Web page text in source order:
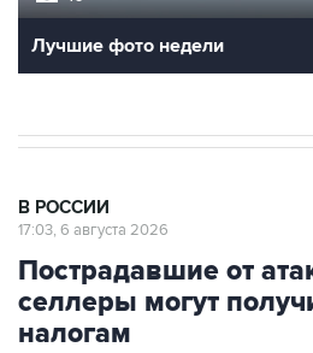
Лучшие фото недели
В РОССИИ
17:03, 6 августа 2026
Пострадавшие от
селлеры могут
налогам